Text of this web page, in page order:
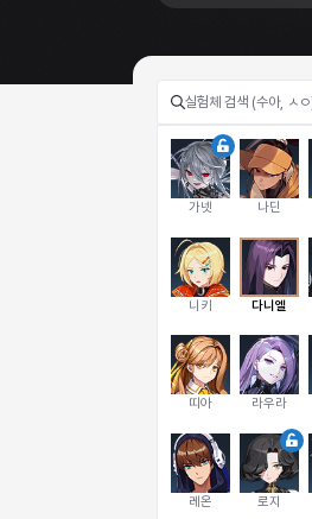
가넷 나딘
니키 다니엘
띠아 라우라
레온 로지